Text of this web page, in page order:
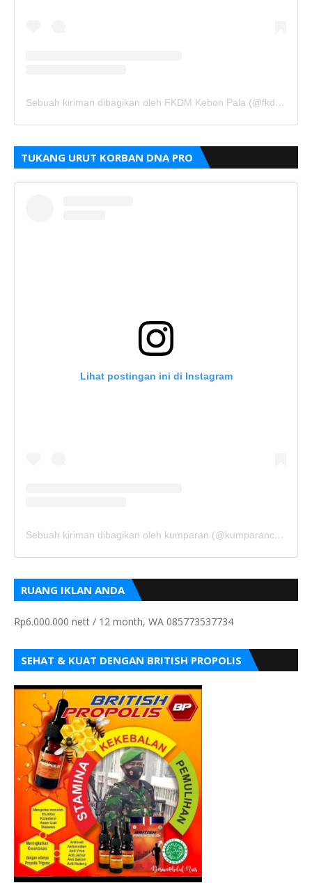
Sebuah kiriman dibagikan oleh FKDM Kebon Pala (@fkdm_kebonpala)
TUKANG URUT KORBAN DNA PRO
Lihat postingan ini di Instagram
Sebuah kiriman dibagikan oleh kumparan (@kumparancom)
RUANG IKLAN ANDA
Rp6.000.000 nett / 12 month, WA 085773537734
SEHAT & KUAT DENGAN BRITISH PROPOLIS